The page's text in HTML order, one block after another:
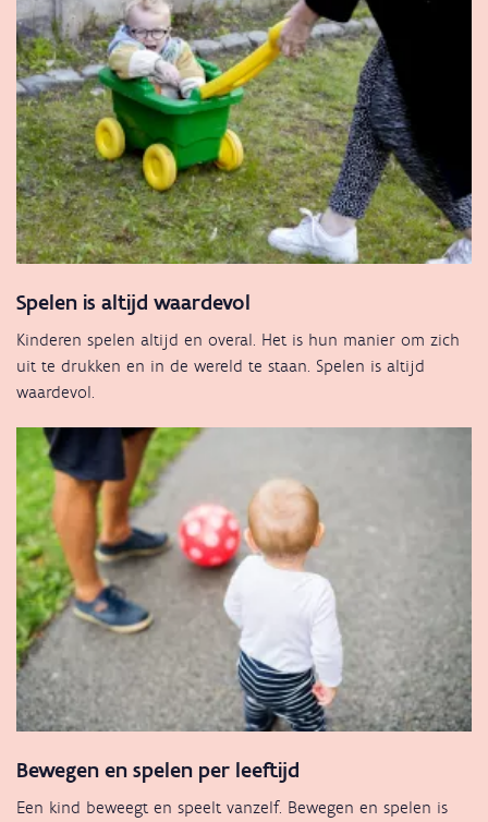
Spelen is altijd waardevol
Kinderen spelen altijd en overal. Het is hun manier om zich
uit te drukken en in de wereld te staan. Spelen is altijd
waardevol.
Bewegen en spelen per leeftijd
Een kind beweegt en speelt vanzelf. Bewegen en spelen is